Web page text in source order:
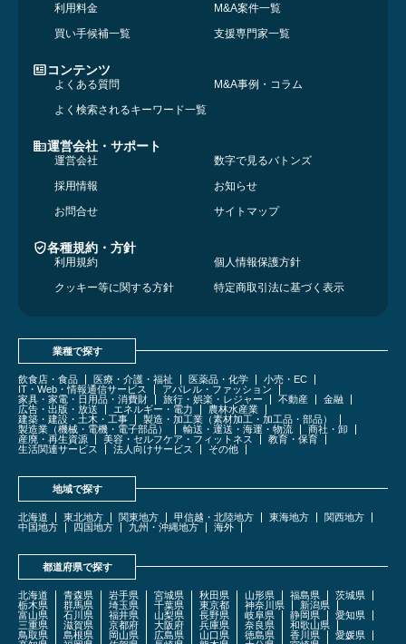
利用料金
M&A案件一覧
買い手候補一覧
支援専門家一覧
コンテンツ
よくある質問
M&A事例・コラム
よく検索されるキーワード一覧
運営会社・サポート
運営会社
数字で見るバトンズ
採用情報
お知らせ
お問合せ
サイトマップ
各種規約・方針
利用規約
個人情報保護方針
クッキー等に関する方針
特定商取引法に基づく表示
業種で探す
飲食店・食品 医療・介護・福祉 医薬品・化学
小売・EC
IT・Web・情報通信サービス
アパレル・ファッション
家具・家電・日用品・消費財
旅行・娯楽・レジャー 不動産
金融
広告・出版・放送
エネルギー・電力
農林水産業
建築・建設・土木・工事
製造・加工業（素材加工・加工品・部品）
製造業（機械・電機・電子部品）
輸送・運送・海運・物流
商社・卸
産廃・再生資源
美容・セルフケア・フィットネス
教育・保育
生活関連サービス
法人向けサービス その他
地域で探す
北海道 東北地方 関東地方 甲信越・北陸地方 東海地方
関西地方
中国地方
四国地方 九州・沖縄地方 海外
都道府県で探す
北海道 青森県 岩手県 宮城県 秋田県 山形県 福島県
茨城県
栃木県
群馬県 埼玉県 千葉県 東京都 神奈川県
新潟県
富山県
石川県 福井県 山梨県 長野県 岐阜県 静岡県
愛知県
三重県
滋賀県 京都府 大阪府 兵庫県 奈良県
和歌山県
鳥取県
島根県 岡山県 広島県 山口県 徳島県 香川県
愛媛県